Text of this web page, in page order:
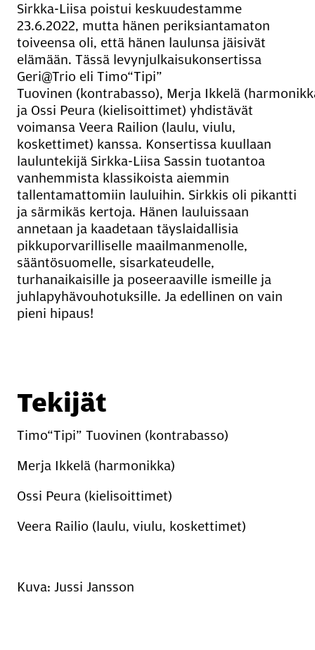
Sirkka-Liisa poistui keskuudestamme
23.6.2022, mutta hänen periksiantamaton
toiveensa oli, että hänen laulunsa jäisivät
elämään. Tässä levynjulkaisukonsertissa
Geri@Trio eli Timo“Tipi”
Tuovinen (kontrabasso), Merja Ikkelä
ja Ossi Peura (kielisoittimet) yhdistävät
voimansa Veera Railion (laulu, viulu,
koskettimet) kanssa. Konsertissa kuullaan
lauluntekijä Sirkka-Liisa Sassin tuotantoa
vanhemmista klassikoista aiemmin
tallentamattomiin lauluihin. Sirkkis oli pikantti
ja särmikäs kertoja. Hänen lauluissaan
annetaan ja kaadetaan täyslaidallisia
pikkuporvarilliselle maailmanmenolle,
sääntösuomelle, sisarkateudelle,
turhanaikaisille ja poseeraaville ismeille ja
juhlapyhävouhotuksille. Ja edellinen on vain
pieni hipaus!
Tekijät
Timo“Tipi” Tuovinen (kontrabasso)
Merja Ikkelä (harmonikka)
Ossi Peura (kielisoittimet)
Veera Railio (laulu, viulu, koskettimet)
Kuva: Jussi Jansson